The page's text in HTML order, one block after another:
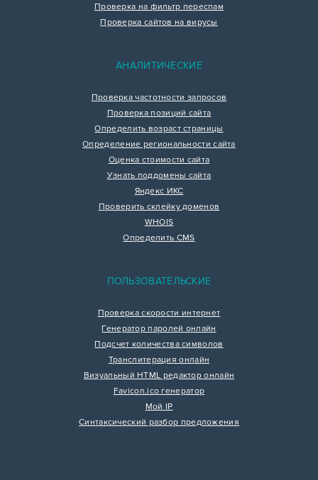
Проверка на фильтр переспам
Проверка сайтов на вирусы
АНАЛИТИЧЕСКИЕ
Проверка частотности запросов
Проверка позиций сайта
Определить возраст страницы
Определение региональности сайта
Оценка стоимости сайта
Узнать поддомены сайта
Яндекс ИКС
Проверить склейку доменов
WHOIS
Определить CMS
ПОЛЬЗОВАТЕЛЬСКИЕ
Проверка скорости интернет
Генератор паролей онлайн
Подсчет количества символов
Транслитерация онлайн
Визуальный HTML редактор онлайн
Favicon.ico генератор
Мой IP
Синтаксический разбор предложения